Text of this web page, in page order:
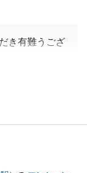
き有難うござ
お申しつけく